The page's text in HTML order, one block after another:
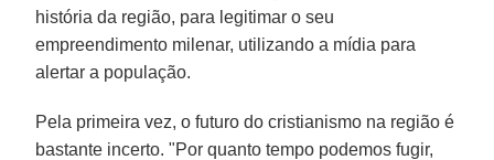
história da região, para legitimar o seu
empreendimento milenar, utilizando a mídia para
alertar a população.
Pela primeira vez, o futuro do cristianismo na região é
bastante incerto. "Por quanto tempo podemos fugir,